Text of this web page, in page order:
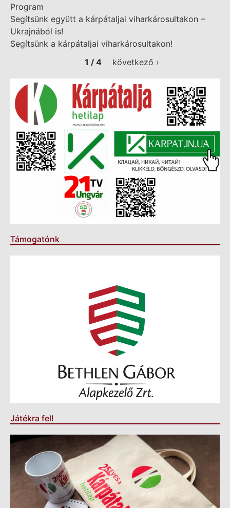
Program
Segítsünk együtt a kárpátaljai viharkárosultakon –
Ukrajnából is!
Segítsünk a kárpátaljai viharkárosultakon!
1 / 4
következő ›
Támogatónk
Játékra fel!